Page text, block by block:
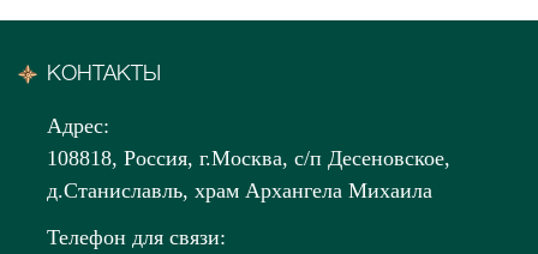
КОНТАКТЫ
Адрес:
108818, Россия, г.Москва, с/п Десеновское,
д.Станиславль, храм Архангела Михаила
Телефон для связи: